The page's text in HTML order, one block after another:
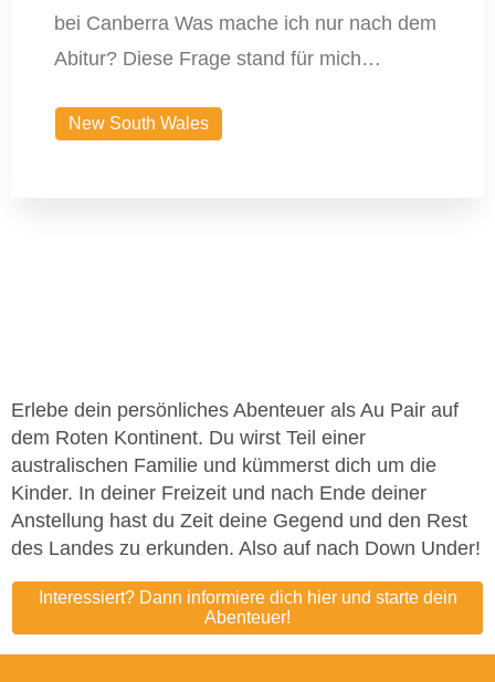
bei Canberra Was mache ich nur nach dem
Abitur? Diese Frage stand für mich…
New South Wales
Erlebe dein persönliches Abenteuer als Au Pair auf
dem Roten Kontinent. Du wirst Teil einer
australischen Familie und kümmerst dich um die
Kinder. In deiner Freizeit und nach Ende deiner
Anstellung hast du Zeit deine Gegend und den Rest
des Landes zu erkunden. Also auf nach Down Under!
Interessiert? Dann informiere dich hier und starte dein
Abenteuer!